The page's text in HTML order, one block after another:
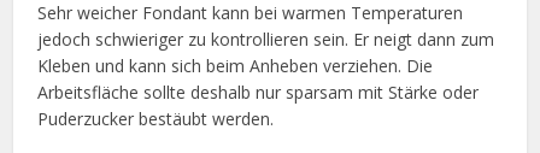
Sehr weicher Fondant kann bei warmen Temperaturen
jedoch schwieriger zu kontrollieren sein. Er neigt dann zum
Kleben und kann sich beim Anheben verziehen. Die
Arbeitsfläche sollte deshalb nur sparsam mit Stärke oder
Puderzucker bestäubt werden.